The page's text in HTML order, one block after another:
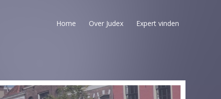
Home Over Judex Expert vinden